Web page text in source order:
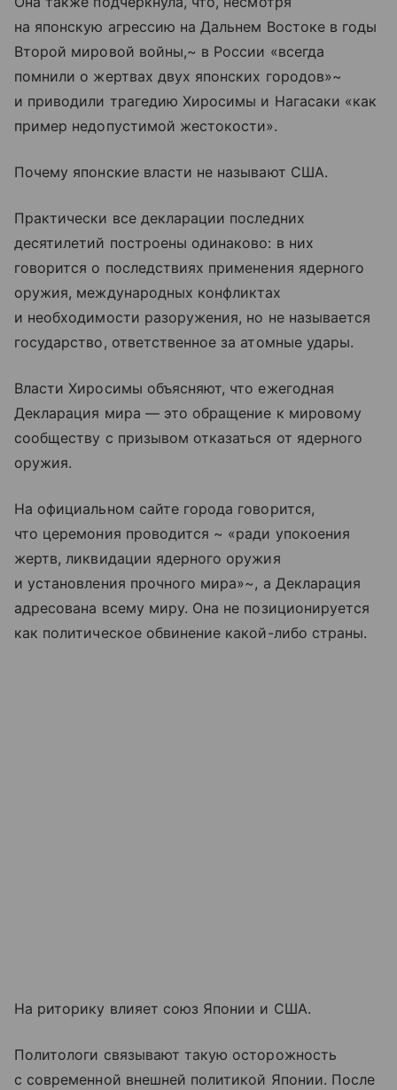
на японскую агрессию на Дальнем Востоке в годы
Второй мировой войны,~ в России «всегда
помнили о жертвах двух японских городов»~
и приводили трагедию Хиросимы и Нагасаки «как
пример недопустимой жестокости».
Почему японские власти не называют США.
Практически все декларации последних
десятилетий построены одинаково: в них
говорится о последствиях применения ядерного
оружия, международных конфликтах
и необходимости разоружения, но не называется
государство, ответственное за атомные удары.
Власти Хиросимы объясняют, что ежегодная
Декларация мира — это обращение к мировому
сообществу с призывом отказаться от ядерного
оружия.
На официальном сайте города говорится,
что церемония проводится ~ «ради упокоения
жертв, ликвидации ядерного оружия
и установления прочного мира»~, а Декларация
адресована всему миру. Она не позиционируется
как политическое обвинение какой-либо страны.
На риторику влияет союз Японии и США.
Политологи связывают такую осторожность
с современной внешней политикой Японии. После